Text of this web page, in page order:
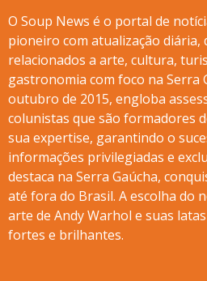
O Soup News é o portal de
pioneiro com atualização diária,
relacionados a arte, cultura,
gastronomia com foco na Serra
outubro de 2015, engloba
colunistas que são formadores
sua expertise, garantindo o
informações privilegiadas e
destaca na Serra Gaúcha,
até fora do Brasil. A escolha do
arte de Andy Warhol e suas
fortes e brilhantes.